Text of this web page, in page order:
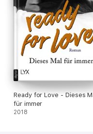
Ready for Love - Dieses
für immer
2018